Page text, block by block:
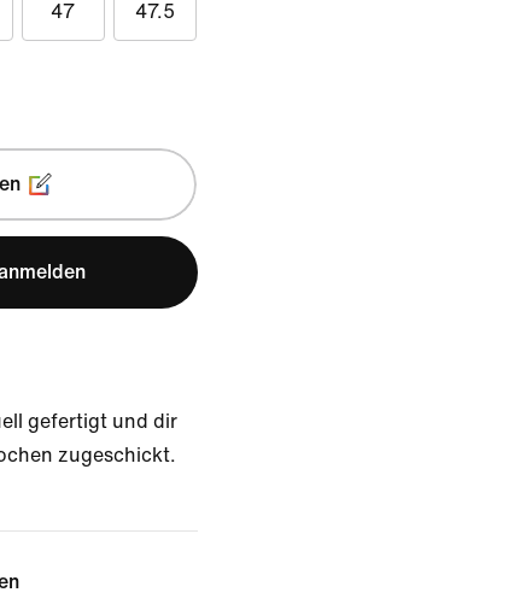
47 47.5
gefertigt und dir
zugeschickt.